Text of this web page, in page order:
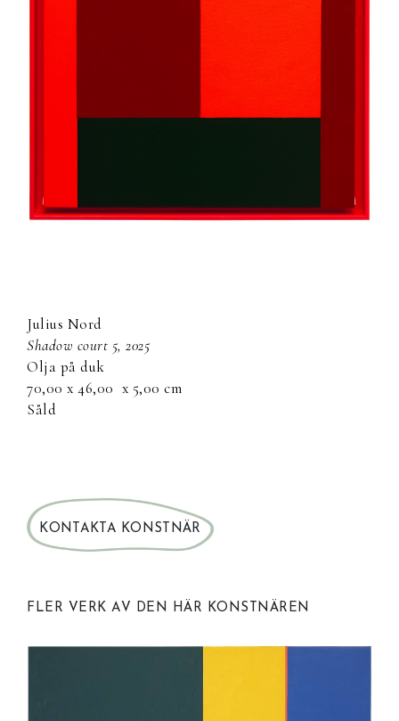
Julius Nord
shadow court 5, 2025
olja på duk
70,00 x 46,00 x 5,00 cm
Såld
KONTAKTA KONSTNÄR
FLER VERK AV DEN HÄR KONSTNÄREN